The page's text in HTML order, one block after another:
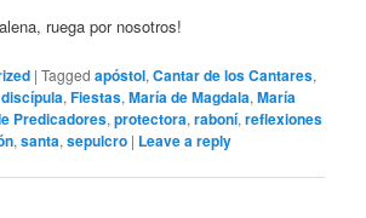
ruega por nosotros!
|Tagged apóstol,Cantar de los Cantares,
discípula,Fiestas,María de Magdala,María
Predicadores,protectora,raboní,reflexiones
,santa,sepulcro | Leave a reply